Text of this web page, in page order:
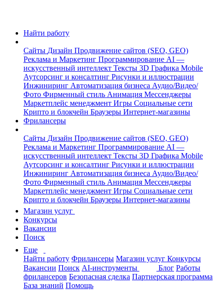
Найти работу
Сайты Дизайн Продвижение сайтов (SEO, GEO)
Реклама и Маркетинг Программирование AI —
искусственный интеллект Тексты 3D Графика Mobile
Аутсорсинг и консалтинг Рисунки и иллюстрации
Инжиниринг Автоматизация бизнеса Аудио/Видео/
Фото Фирменный стиль Анимация Мессенджеры
Маркетплейс менеджмент Игры Социальные сети
Крипто и блокчейн Браузеры Интернет-магазины
Фрилансеры
Сайты Дизайн Продвижение сайтов (SEO, GEO)
Реклама и Маркетинг Программирование AI —
искусственный интеллект Тексты 3D Графика Mobile
Аутсорсинг и консалтинг Рисунки и иллюстрации
Инжиниринг Автоматизация бизнеса Аудио/Видео/
Фото Фирменный стиль Анимация Мессенджеры
Маркетплейс менеджмент Игры Социальные сети
Крипто и блокчейн Браузеры Интернет-магазины
Магазин услуг
Конкурсы
Вакансии
Поиск
Еще
Найти работу Фрилансеры Магазин услуг Конкурсы
Вакансии Поиск AI-инструменты Блог Работы
фрилансеров Безопасная сделка Партнерская программа
База знаний Помощь